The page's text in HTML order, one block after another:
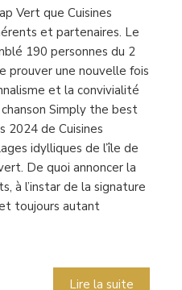
Vert que Cuisines
et partenaires. Le
190 personnes du 2
prouver une nouvelle fois
et la convivialité
Simply the best
2024 de Cuisines
idylliques de l’île de
De quoi annoncer la
à l’instar de la signature
et toujours autant
Lire la suite